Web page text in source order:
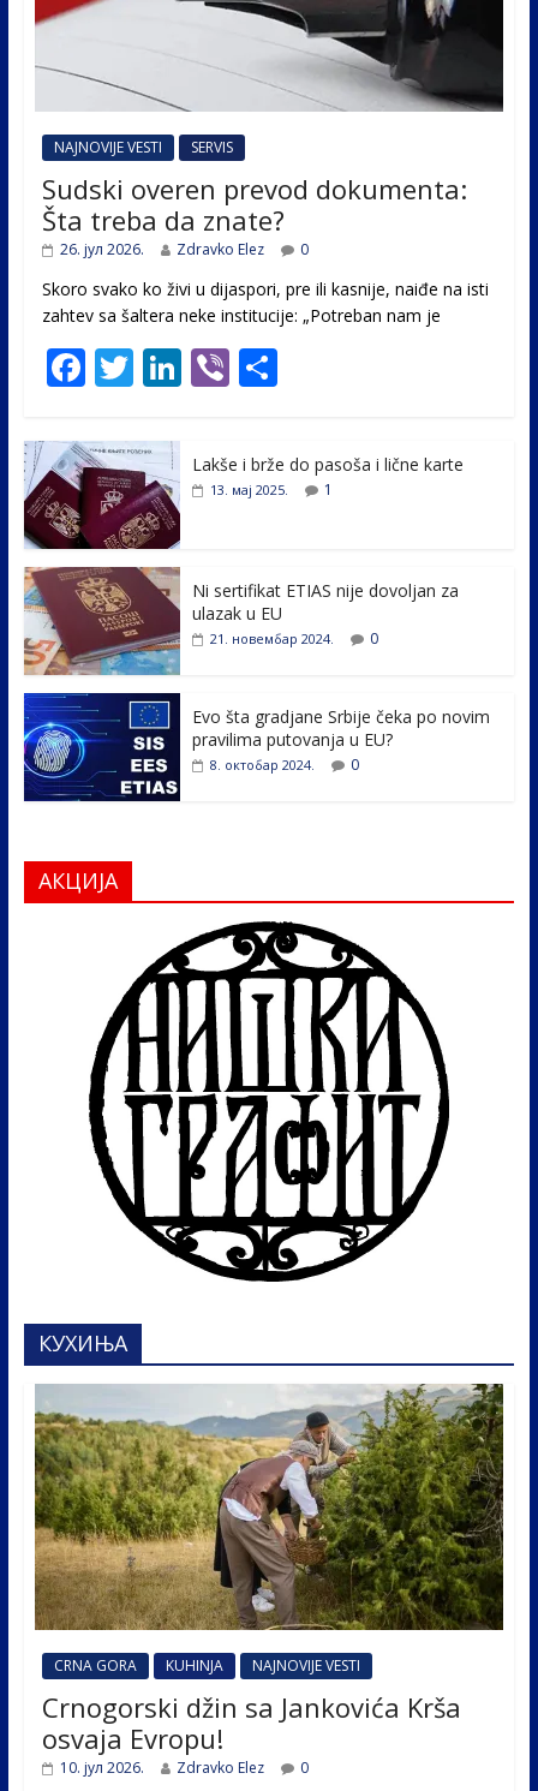
NAJNOVIJE VESTI SERVIS
Sudski overen prevod dokumenta:
Šta treba da znate?
26. јул 2026. Zdravko Elez 0
Skoro svako ko živi u dijaspori, pre ili kasnije, naiđe na isti
zahtev sa šaltera neke institucije: „Potreban nam je
F
e
b
o
o
k
T
itt
er
Li
e
Vi
er
S
ar
e
Lakše i brže do pasoša i lične karte
13. мај 2025. 1
Ni sertifikat ETIAS nije dovoljan za
ulazak u EU
21. новембар 2024. 0
Evo šta gradjane Srbije čeka po novim
pravilima putovanja u EU?
8. октобар 2024. 0
АКЦИЈА
КУХИЊА
CRNA GORA KUHINJA NAJNOVIJE VESTI
Crnogorski džin sa Jankovića Krša
osvaja Evropu!
10. јул 2026. Zdravko Elez 0